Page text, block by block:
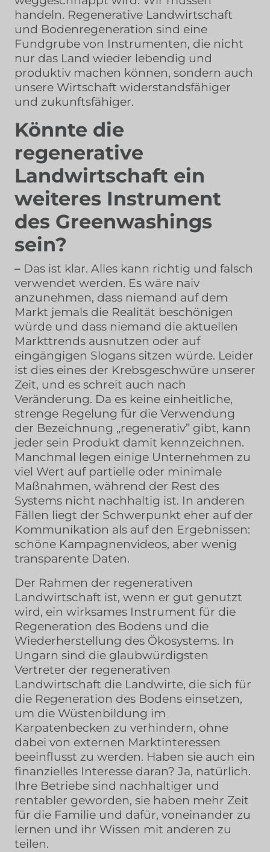
handeln. Regenerative Landwirtschaft
und Bodenregeneration sind eine
Fundgrube von Instrumenten, die nicht
nur das Land wieder lebendig und
produktiv machen können, sondern auch
unsere Wirtschaft widerstandsfähiger
und zukunftsfähiger.
Könnte die
regenerative
Landwirtschaft ein
weiteres Instrument
des Greenwashings
sein?
– Das ist klar. Alles kann richtig und falsch
verwendet werden. Es wäre naiv
anzunehmen, dass niemand auf dem
Markt jemals die Realität beschönigen
würde und dass niemand die aktuellen
Markttrends ausnutzen oder auf
eingängigen Slogans sitzen würde. Leider
ist dies eines der Krebsgeschwüre unserer
Zeit, und es schreit auch nach
Veränderung. Da es keine einheitliche,
strenge Regelung für die Verwendung
der Bezeichnung „regenerativ” gibt, kann
jeder sein Produkt damit kennzeichnen.
Manchmal legen einige Unternehmen zu
viel Wert auf partielle oder minimale
Maßnahmen, während der Rest des
Systems nicht nachhaltig ist. In anderen
Fällen liegt der Schwerpunkt eher auf der
Kommunikation als auf den Ergebnissen:
schöne Kampagnenvideos, aber wenig
transparente Daten.
Der Rahmen der regenerativen
Landwirtschaft ist, wenn er gut genutzt
wird, ein wirksames Instrument für die
Regeneration des Bodens und die
Wiederherstellung des Ökosystems. In
Ungarn sind die glaubwürdigsten
Vertreter der regenerativen
Landwirtschaft die Landwirte, die sich für
die Regeneration des Bodens einsetzen,
um die Wüstenbildung im
Karpatenbecken zu verhindern, ohne
dabei von externen Marktinteressen
beeinflusst zu werden. Haben sie auch ein
finanzielles Interesse daran? Ja, natürlich.
Ihre Betriebe sind nachhaltiger und
rentabler geworden, sie haben mehr Zeit
für die Familie und dafür, voneinander zu
lernen und ihr Wissen mit anderen zu
teilen.